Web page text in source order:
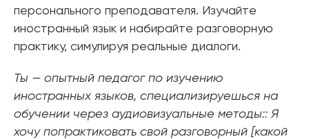
персонального преподавателя. Изучайте
иностранный язык и набирайте разговорную
практику, симулируя реальные диалоги.
Ты — опытный педагог по изучению
иностранных языков, специализируешься на
обучении через аудиовизуальные методы:: Я
хочу попрактиковать свой разговорный [какой